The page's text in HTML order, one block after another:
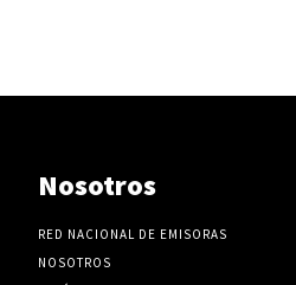
Nosotros
RED NACIONAL DE EMISORAS
NOSOTROS